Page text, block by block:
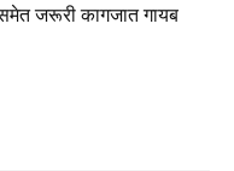
जरूरी कागजात गायब